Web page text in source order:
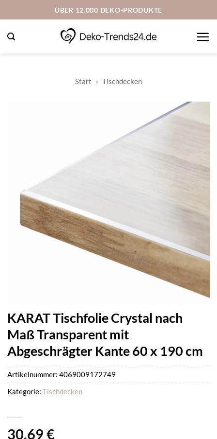
Inhalt
springen
ÜBER 12.000 DEKO-PRODUKTE
Start » Tischdecken
KARAT Tischfolie Crystal nach
Maß Transparent mit
Abgeschrägter Kante 60 x 190 cm
30,69 €
Artikelnummer: 4069009172749
Kategorie: Tischdecken